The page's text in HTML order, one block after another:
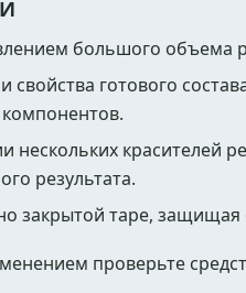
большого объема
свойства готового
нескольких красителей
результата.
закрытой таре,
проверьте